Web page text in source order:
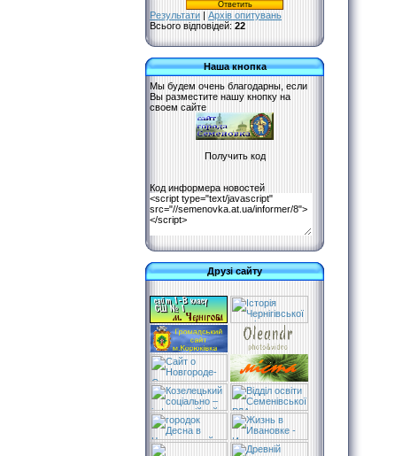
Результати | Архів опитувань
Всього відповідей: 22
Наша кнопка
Мы будем очень благодарны, если
Вы разместите нашу кнопку на
своем сайте
Код информера новостей
Друзі сайту